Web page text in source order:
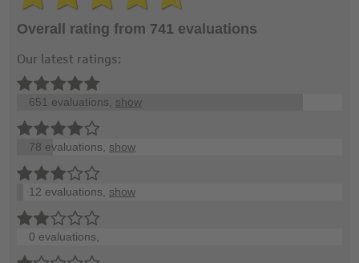
Overall rating from 741 evaluations
Our latest ratings:
651 evaluations, show
78 evaluations, show
12 evaluations, show
0 evaluations,